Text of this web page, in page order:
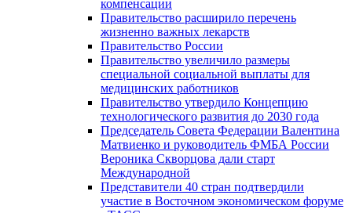
компенсации
Правительство расширило перечень
жизненно важных лекарств
Правительство России
Правительство увеличило размеры
специальной социальной выплаты для
медицинских работников
Правительство утвердило Концепцию
технологического развития до 2030 года
Председатель Совета Федерации Валентина
Матвиенко и руководитель ФМБА России
Вероника Скворцова дали старт
Международной
Представители 40 стран подтвердили
участие в Восточном экономическом форуме